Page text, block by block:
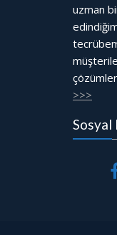
uzman
>>>
Sosyal